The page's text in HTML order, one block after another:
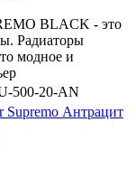
BLACK - это
Радиаторы
модное и
500-20-AN
Supremo Антрацит